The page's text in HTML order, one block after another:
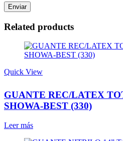
Related products
Quick View
GUANTE REC/LATEX
SHOWA-BEST (330)
Leer más